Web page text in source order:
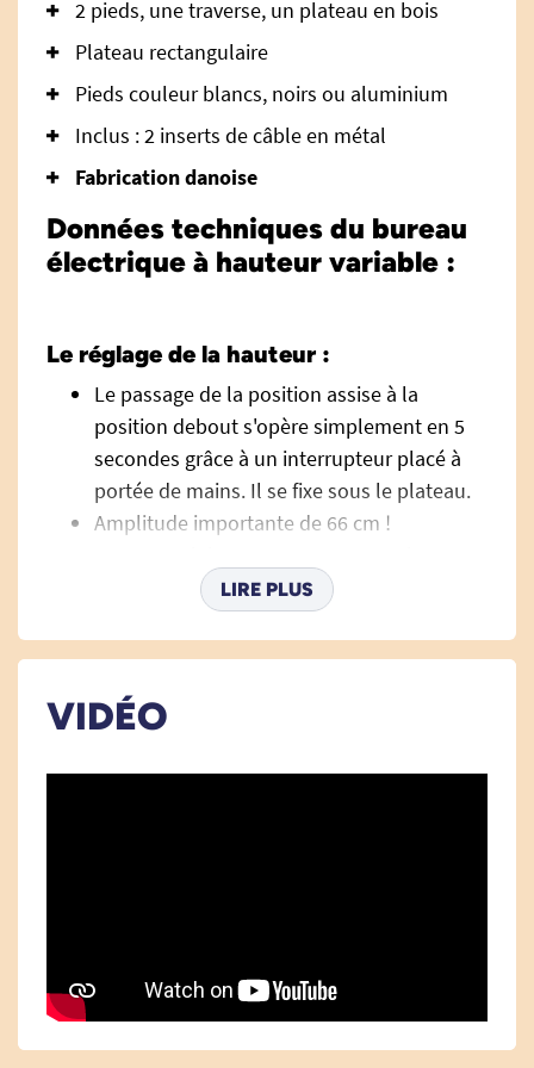
2 pieds, une traverse, un plateau en bois
Plateau rectangulaire
Pieds couleur blancs, noirs ou aluminium
Inclus : 2 inserts de câble en métal
Fabrication danoise
Données techniques du bureau
électrique à hauteur variable :
Le réglage de la hauteur :
Le passage de la position assise à la
position debout s'opère simplement en 5
secondes grâce à un interrupteur placé à
portée de mains. Il se fixe sous le plateau.
Amplitude importante de 66 cm !
Vérins à 3 niveaux
sa course s'il entre en contact avec les
un objet
légèrement arrondis. Aucune arrête n'est
LIRE PLUS
VIDÉO